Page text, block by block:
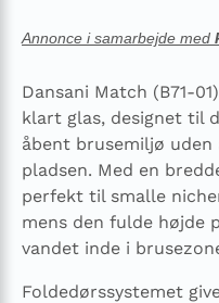
Annonce i samarbejde med
Dansani Match (B71-
klart glas, designet til
åbent brusemiljø
pladsen. Med en
perfekt til smalle
mens den fulde højde
vandet inde i
Foldedørs­systemet